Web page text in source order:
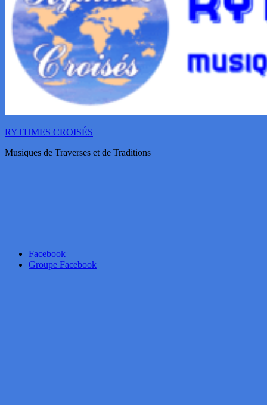
RYTHMES CROISÉS
Musiques de Traverses et de Traditions
Facebook
Groupe Facebook